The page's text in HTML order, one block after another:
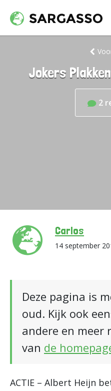
Jokers
2
Carlos
14 september
Deze pagina is
oud. Kijk ook
andere en meer
van de
ACTIE – Albert Heijn